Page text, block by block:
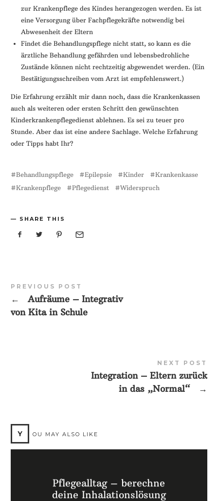
zur Krankenpflege des Kindes herangezogen werden. Es ist
eine Versorgung über Fachpflegekräfte notwendig bei
Abwesenheit der Eltern
Findet die Behandlungspflege nicht statt, so kann es die
ärztliche Behandlung gefährden und lebensbedrohliche
Zustände können nicht rechtzeitig abgewendet werden. (Ein
Bestätigungsschreiben vom Arzt ist empfehlenswert.)
Die Erfahrung erzählt mir dann noch, dass die Krankenkassen
auch als weiteren oder ersten Schritt den gewünschten
Kinderkrankenpflegedienst ablehnen. Es sei zu teuer pro
Stunde. Aber das ist eine andere Sachlage. Welche Erfahrung
oder Tipps habt Ihr?
Behandlungspflege Epilepsie Kinder
Krankenkasse
Krankenpflege
Pflegedienst Widerspruch
SHARE THIS
PREVIOUS POST
←
Aufräume – Integrativ
von Kita in Schule
NEXT POST
Integration – Eltern zurück
in das „Normal“
→
Y OU MAY ALSO LIKE
Pflegealltag – berechne
deine Inhalationslösung